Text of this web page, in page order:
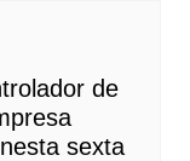
de
sexta